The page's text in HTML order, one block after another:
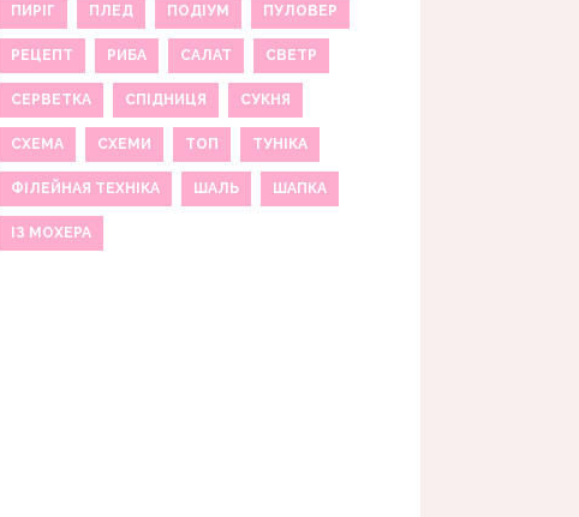
ПИРІГ ПЛЕД ПОДІУМ ПУЛОВЕР
РЕЦЕПТ РИБА САЛАТ СВЕТР
СЕРВЕТКА СПІДНИЦЯ СУКНЯ
СХЕМА СХЕМИ ТОП ТУНІКА
ФІЛЕЙНАЯ ТЕХНІКА ШАЛЬ ШАПКА
ІЗ МОХЕРА